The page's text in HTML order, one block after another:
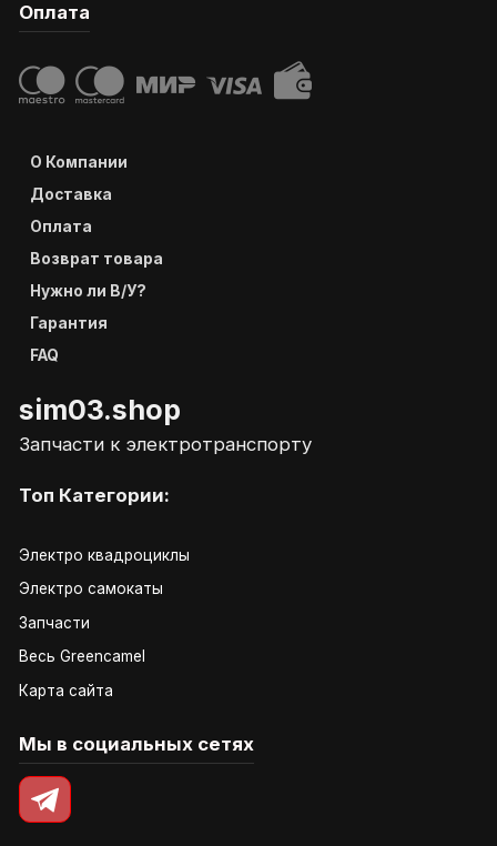
Оплата
О Компании
Доставка
Оплата
Возврат товара
Нужно ли В/У?
Гарантия
FAQ
sim03.shop
Запчасти к электротранспорту
Топ Категории:
Электро квадроциклы
Электро самокаты
Запчасти
Весь Greencamel
Карта сайта
Мы в социальных сетях